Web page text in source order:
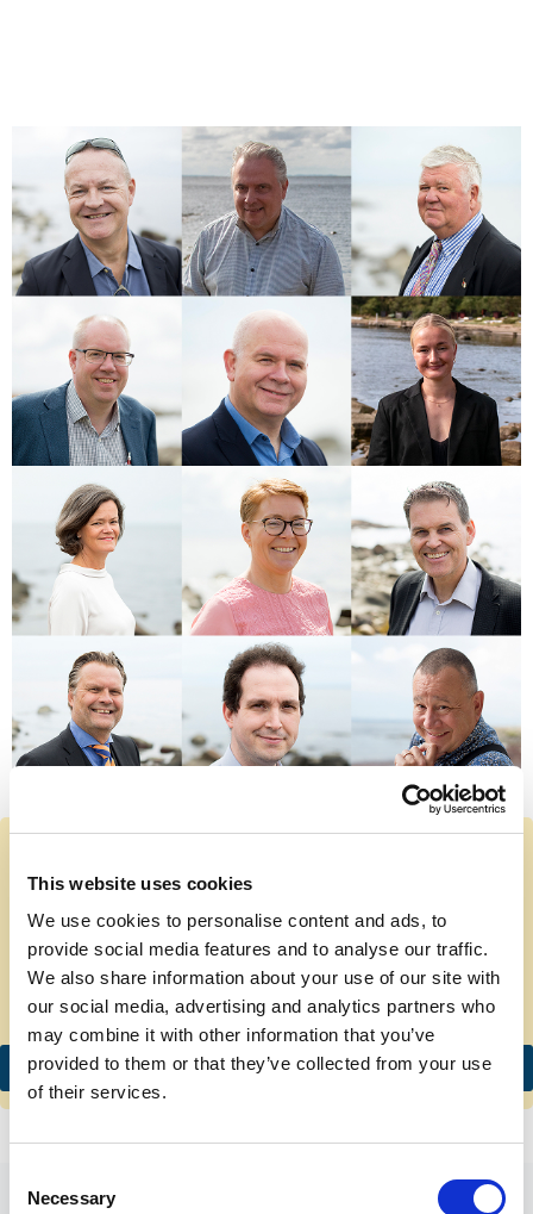
This website uses cookies
We use cookies to personalise content and ads, to
provide social media features and to analyse our traffic.
We also share information about your use of our site with
our social media, advertising and analytics partners who
may combine it with other information that you’ve
provided to them or that they’ve collected from your use
of their services.
Necessary
era produkter – ni får också personlig kontakt, tillgång till vår kundportal och fri
support. Behöver ni extra hjälp finns våra erfarna EHS-konsulter alltid redo att
assistera er med allt från riskbedömningar till praktiskt stöd i kemikaliearbetet.
Medarbetare